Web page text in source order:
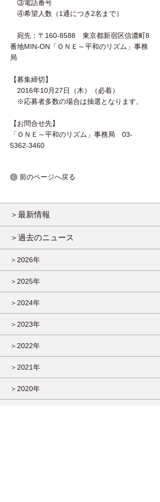
③電話番号
④希望人数（1通につき2名まで）
宛先：〒160-8588 東京都新宿区信濃町8
番地MIN-ON「ＯＮＥ～平和のリズム」事務
局
【募集締切】
2016年10月27日（木）（必着）
※応募者多数の場合は抽選となります。
【お問合せ先】
「ＯＮＥ～平和のリズム」事務局 03-
5362-3460
前のページへ戻る
＞最新情報
＞過去のニュース
＞2026年
＞2025年
＞2024年
＞2023年
＞2022年
＞2021年
＞2020年